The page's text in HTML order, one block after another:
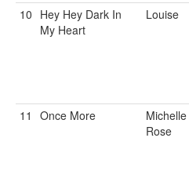
10 Hey Hey Dark In
My Heart
Louise
11
Once More
Michelle
Rose